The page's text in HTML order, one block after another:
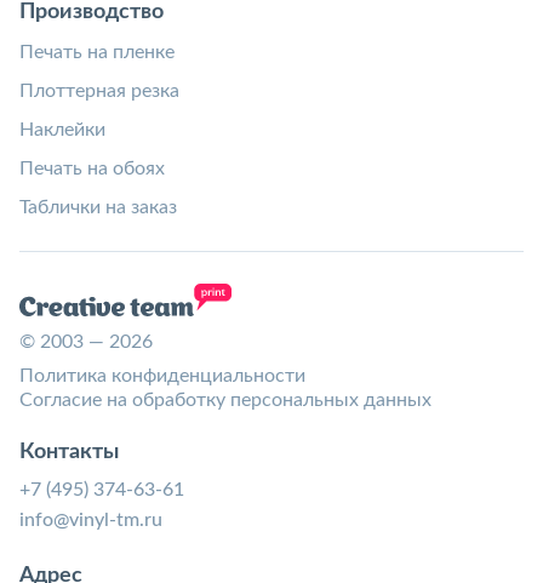
Производство
Печать на пленке
Плоттерная резка
Наклейки
Печать на обоях
Таблички на заказ
© 2003 — 2026
Политика конфиденциальности
Согласие на обработку персональных данных
Контакты
+7 (495) 374-63-61
info@vinyl-tm.ru
Адрес